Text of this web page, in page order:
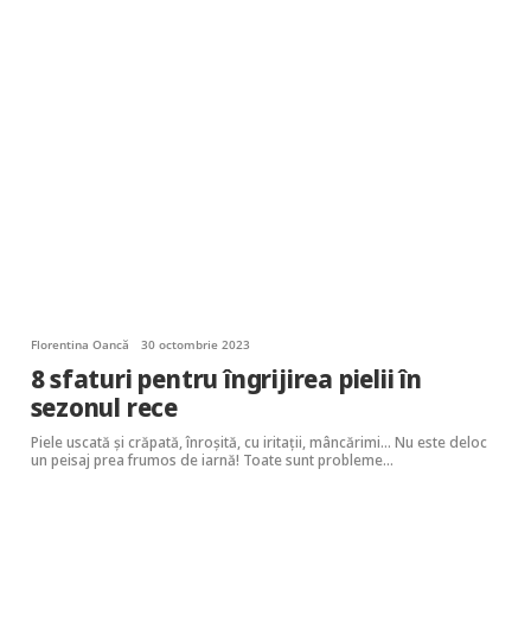
Florentina Oancă 30 octombrie 2023
8 sfaturi pentru îngrijirea pielii în
sezonul rece
Piele uscată și crăpată, înroșită, cu iritații, mâncărimi… Nu este deloc
un peisaj prea frumos de iarnă! Toate sunt probleme…